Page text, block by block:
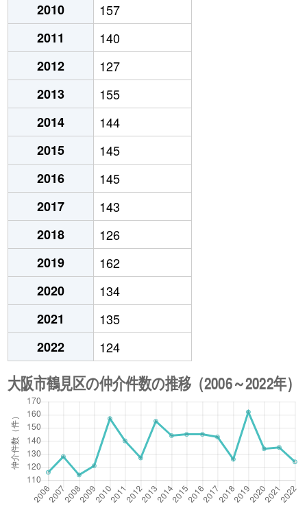
2010
157
2011
140
2012
127
2013
155
2014
144
2015
145
2016
145
2017
143
2018
126
2019
162
2020
134
2021
135
2022
124